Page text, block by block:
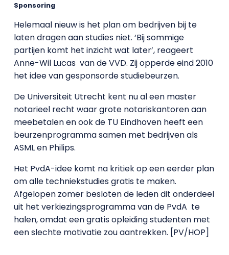
Sponsoring
Helemaal nieuw is het plan om bedrijven bij te
laten dragen aan studies niet. ‘Bij sommige
partijen komt het inzicht wat later’, reageert
Anne-Wil Lucas van de VVD. Zij opperde eind 2010
het idee van gesponsorde studiebeurzen.
De Universiteit Utrecht kent nu al een master
notarieel recht waar grote notariskantoren aan
meebetalen en ook de TU Eindhoven heeft een
beurzenprogramma samen met bedrijven als
ASML en Philips.
Het PvdA-idee komt na kritiek op een eerder plan
om alle techniekstudies gratis te maken.
Afgelopen zomer besloten de leden dit onderdeel
uit het verkiezingsprogramma van de PvdA te
halen, omdat een gratis opleiding studenten met
een slechte motivatie zou aantrekken. [PV/HOP]